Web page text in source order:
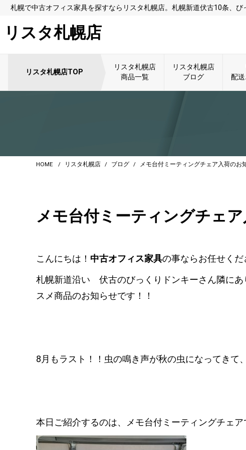
札幌で中古オフィス家具を探すならリスタ札幌店。札幌新道伏古10条、び
リスタ札幌店
リスタ札幌店TOP
リスタ札幌店
商品一覧
リスタ札幌店
ブログ
配
HOME リスタ札幌店 ブログ メモ台付ミーティングチェア入荷のお
メモ台付ミーティングチェ
こんにちは！ 中古オフィス家具の事ならお任せくだ
札幌新道沿い 伏古のびっくりドンキーさん隣にあ
スメ商品のお知らせです！！
8月もラスト！！虫の鳴き声が秋の虫になってきて
本日ご紹介するのは、メモ台付ミーティングチェア